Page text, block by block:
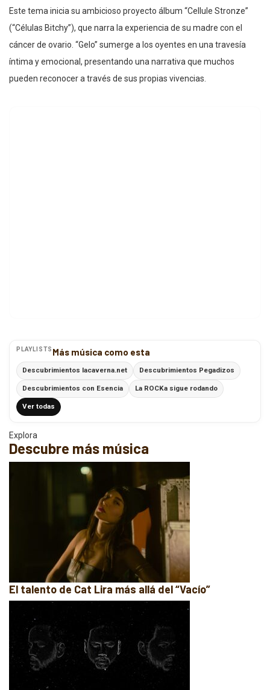
Este tema inicia su ambicioso proyecto álbum “Cellule Stronze”
(“Células Bitchy”), que narra la experiencia de su madre con el
cáncer de ovario. “Gelo” sumerge a los oyentes en una travesía
íntima y emocional, presentando una narrativa que muchos
pueden reconocer a través de sus propias vivencias.
PLAYLISTS Más música como esta
Descubrimientos lacaverna.net Descubrimientos Pegadizos
Descubrimientos con Esencia La ROCKa sigue rodando
Ver todas
Explora
Descubre más música
El talento de Cat Lira más allá del “Vacío”